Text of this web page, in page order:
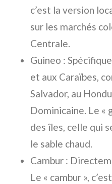
c’est la version
sur les marchés
Centrale.
Guineo :
et aux Caraïbes,
Salvador, au
Dominicaine. Le «
des îles, celle qui
le sable chaud.
Cambur :
Le « cambur »,